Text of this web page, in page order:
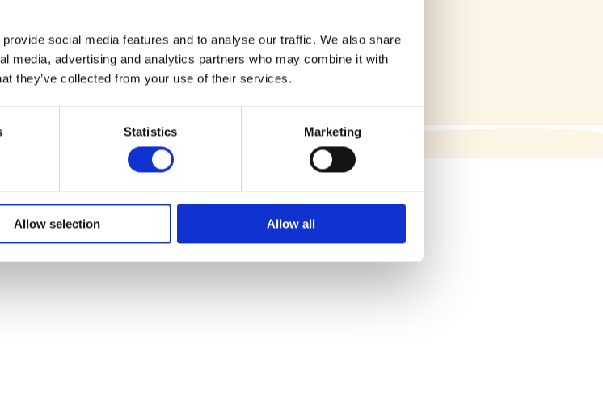
social media features and to analyse our traffic. We also share
media, advertising and analytics partners who may combine it with
they’ve collected from your use of their services.
Statistics Marketing
Allow selection Allow all